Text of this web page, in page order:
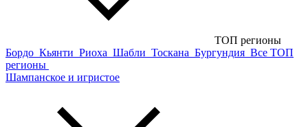
ТОП регионы
Бордо Кьянти Риоха Шабли Тоскана Бургундия Все ТОП
регионы
Шампанское и игристое